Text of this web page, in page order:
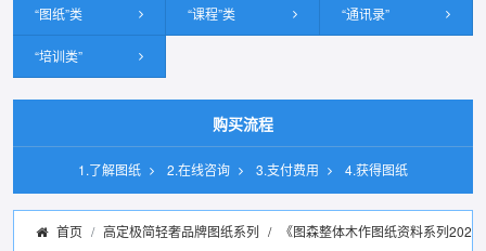
“图纸”类 “课程”类 “通讯录”
“培训类”
购买流程
1.了解图纸 2.在线咨询 3.支付费用 4.获得图纸
首页 高定极简轻奢品牌图纸系列 / 《图森整体木作图纸资料系列2022